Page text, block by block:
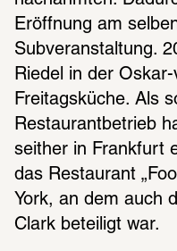
Eröffnung am
Subveranstaltung.
Riedel in der
Freitagsküche. Als
Restaurantbetrieb
seither in Frankfurt
das Restaurant
York, an dem auch
Clark beteiligt war.